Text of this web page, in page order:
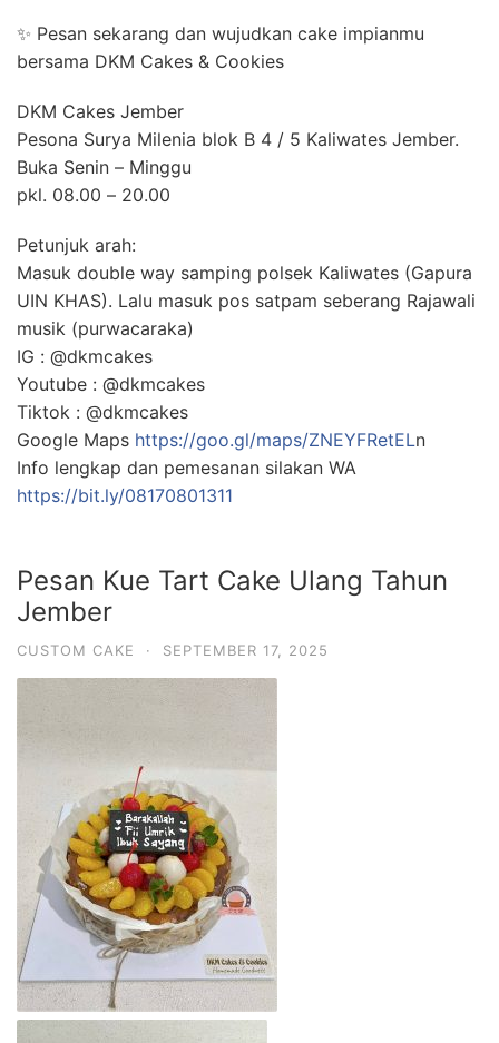
✨ Pesan sekarang dan wujudkan cake impianmu
bersama DKM Cakes & Cookies
DKM Cakes Jember
Pesona Surya Milenia blok B 4 / 5 Kaliwates Jember.
Buka Senin – Minggu
pkl. 08.00 – 20.00
Petunjuk arah:
Masuk double way samping polsek Kaliwates (Gapura
UIN KHAS). Lalu masuk pos satpam seberang Rajawali
musik (purwacaraka)
IG : @dkmcakes
Youtube : @dkmcakes
Tiktok : @dkmcakes
Google Maps https://goo.gl/maps/ZNEYFRetELn
https://bit.ly/08170801311
Pesan Kue Tart Cake Ulang Tahun
Jember
CUSTOM CAKE · SEPTEMBER 17, 2025